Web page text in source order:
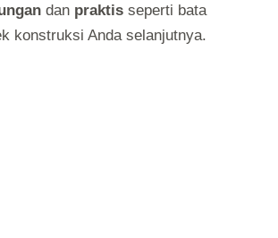
dan praktis seperti bata
konstruksi Anda selanjutnya.